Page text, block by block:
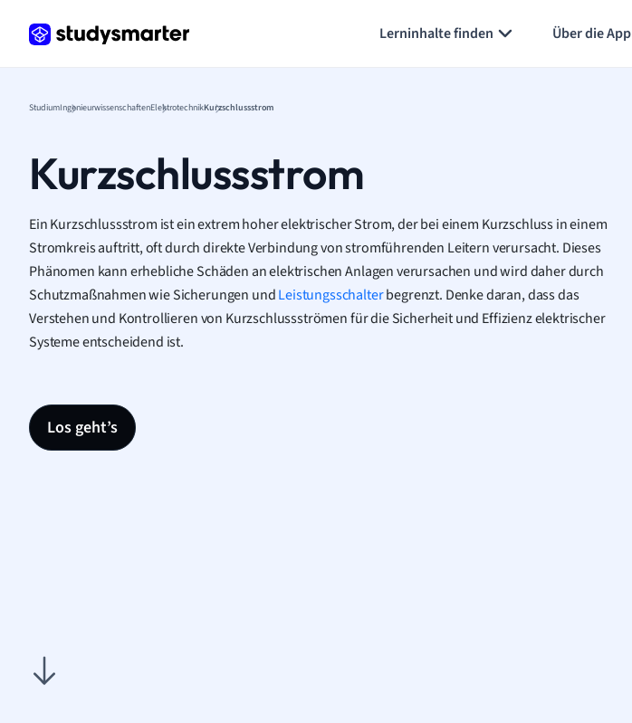
Lerninhalte finden Über die App
StudiumIngenieurwissenschaftenElektrotechnikKurzschlussstrom
Kurzschlussstrom
Ein Kurzschlussstrom ist ein extrem hoher elektrischer Strom, der bei einem Kurzschluss in einem
Stromkreis auftritt, oft durch direkte Verbindung von stromführenden Leitern verursacht. Dieses
Phänomen kann erhebliche Schäden an elektrischen Anlagen verursachen und wird daher durch
Schutzmaßnahmen wie Sicherungen undLeistungsschalterbegrenzt. Denke daran, dass das
Verstehen und Kontrollieren von Kurzschlussströmen für die Sicherheit und Effizienz elektrischer
Systeme entscheidend ist.
Los geht’s